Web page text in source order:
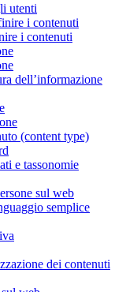
utenti
i contenuti
i contenuti
dell’informazione
(content type)
e tassonomie
sul web
semplice
dei contenuti